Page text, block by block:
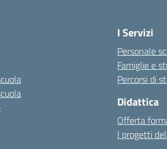
I Servizi
Personale
Famiglie e
Percorsi di
Didattica
Offerta
I progetti